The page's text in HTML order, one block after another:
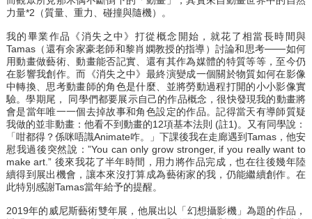
力量*2（質量、重力、碰撞與隨機）。
我的畢業作品《消失之中》打從概念開始，就花了相當長時間與
Tamas（還有余家豪老師和黎肖嫻教授的指導）討論和思考───如何
用動畫做藝術、動畫能否記實、還有其作為媒體的特質等等，至今仍
在影響我創作。而《消失之中》最終演變成一個關於物質如何在影像
中轉換、思考動畫師的角色是什麼、並將勞動過程打開的小小影像實
驗。學期尾， 同學們都要展示自己的作品概念，很快發現我的動畫將
會是當年唯一一個去掉故事和角色設定的作品。記得當天有導師質疑
我做的並非動畫：他看不到動畫的12項基本法則 (註1)。又有同學說：
「咁都得？係咪唔識Animate咋。」下課後我在走廊遇到Tamas，他安
慰我過後突然說：”You can only grow stronger, if you really want to
make art.” 後來我花了半年時間，用力將作品完成，也在往後幾年陸
續得到展出機會，讓本來沒打算成為藝術家的我，仍能繼續創作。在
此特別感謝Tamas當年給予的提醒。
2019年的威尼斯藝術雙年展，他展出以「幻想攝影機」為題的作品，